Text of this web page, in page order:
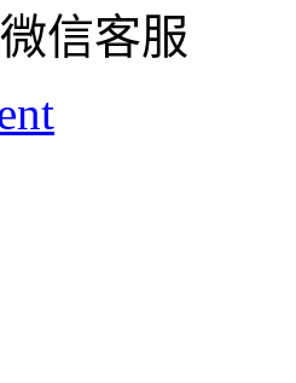
微信客服